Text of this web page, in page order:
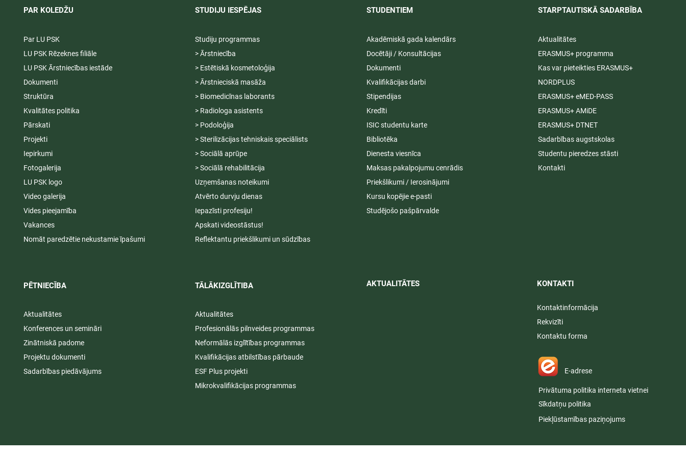
PAR KOLEDŽU
Par LU PSK
LU PSK Rēzeknes filiāle
LU PSK Ārstniecības iestāde
Dokumenti
Struktūra
Kvalitātes politika
Pārskati
Projekti
Iepirkumi
Fotogalerija
LU PSK logo
Video galerija
Vides pieejamība
Vakances
Nomāt paredzētie nekustamie īpašumi
PĒTNIECĪBA
Aktualitātes
Konferences un semināri
Zinātniskā padome
Projektu dokumenti
Sadarbības piedāvājums
STUDIJU IESPĒJAS
Studiju programmas
> Ārstniecība
> Estētiskā kosmetoloģija
> Ārstnieciskā masāža
> Biomedicīnas laborants
> Radiologa asistents
> Podoloģija
> Sterilizācijas tehniskais speciālists
> Sociālā aprūpe
> Sociālā rehabilitācija
Uzņemšanas noteikumi
Atvērto durvju dienas
Iepazīsti profesiju!
Apskati videostāstus!
Reflektantu priekšlikumi un sūdzības
TĀLĀKIZGLĪTIBA
Aktualitātes
Profesionālās pilnveides programmas
Neformālās izglītības programmas
Kvalifikācijas atbilstības pārbaude
ESF Plus projekti
Mikrokvalifikācijas programmas
STUDENTIEM​
Akadēmiskā gada kalendārs
Docētāji / Konsultācijas
Dokumenti
Kvalifikācijas darbi
Stipendijas
Kredīti
ISIC studentu karte
Bibliotēka
Dienesta viesnīca
Maksas pakalpojumu cenrādis
Priekšlikumi / Ierosinājumi
Kursu kopējie e-pasti
Studējošo pašpārvalde
AKTUALITĀTES​​
STARPTAUTISKĀ SADARBĪBA​
Aktualitātes
ERASMUS+ programma
Kas var pieteikties ERASMUS+
NORDPLUS
ERASMUS+ eMED-PASS
ERASMUS+ AMiDE
ERASMUS+ DTNET
Sadarbības augstskolas
Studentu pieredzes stāsti
Kontakti
KONTAKTI​
Kontaktinformācija
Rekvizīti
Kontaktu forma
E-adrese
Privātuma politika interneta vietnei
Sīkdatņu politika
Piekļūstamības paziņojums